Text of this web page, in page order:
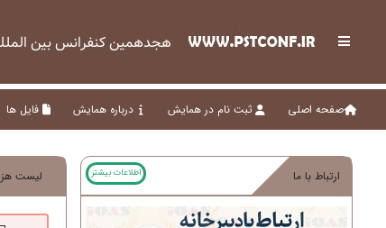
هجدهمین کنفرانس بین
صفحه اصلی ثبت نام در همایش درباره همایش فایل ها
ارتباط با ما اطلاعات بیشتر لیست